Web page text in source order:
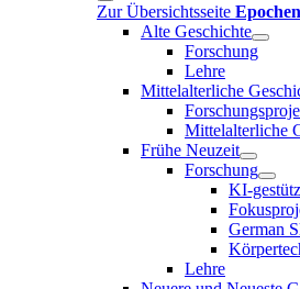
Zur Übersichtsseite
Alte Geschichte
Forschung
Lehre
Mittelalterliche
Mittelalterliche
Frühe Neuzeit
Forschung
KI-
German
Lehre